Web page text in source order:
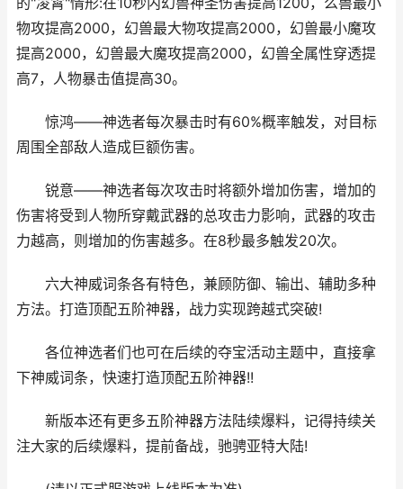
物攻提高2000，幻兽最大物攻提高2000，幻兽最小魔攻
提高2000，幻兽最大魔攻提高2000，幻兽全属性穿透提
高7，人物暴击值提高30。
惊鸿——神选者每次暴击时有60%概率触发，对目标
周围全部敌人造成巨额伤害。
锐意——神选者每次攻击时将额外增加伤害，增加的
伤害将受到人物所穿戴武器的总攻击力影响，武器的攻击
力越高，则增加的伤害越多。在8秒最多触发20次。
六大神威词条各有特色，兼顾防御、输出、辅助多种
方法。打造顶配五阶神器，战力实现跨越式突破!
各位神选者们也可在后续的夺宝活动主题中，直接拿
下神威词条，快速打造顶配五阶神器!!
新版本还有更多五阶神器方法陆续爆料，记得持续关
注大家的后续爆料，提前备战，驰骋亚特大陆!